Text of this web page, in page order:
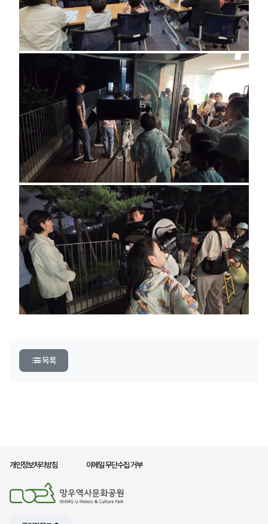
목록
개인정보처리방침 이메일 무단수집 거부